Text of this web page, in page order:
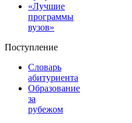
«Лучшие
программы
вузов»
Поступление
Словарь
абитуриента
Образование
за
рубежом